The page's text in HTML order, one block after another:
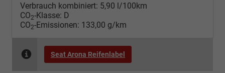
Verbrauch kombiniert: 5,90 l/100km
CO2-Klasse: D
CO2-Emissionen: 133,00 g/km
Seat Arona Reifenlabel